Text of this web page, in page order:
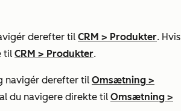
derefter til CRM > Produkter. Hvis
til CRM > Produkter.
navigér derefter til Omsætning >
du navigere direkte til Omsætning >